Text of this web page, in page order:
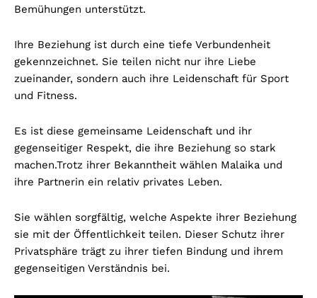
Bemühungen unterstützt.
Ihre Beziehung ist durch eine tiefe Verbundenheit
gekennzeichnet. Sie teilen nicht nur ihre Liebe
zueinander, sondern auch ihre Leidenschaft für Sport
und Fitness.
Es ist diese gemeinsame Leidenschaft und ihr
gegenseitiger Respekt, die ihre Beziehung so stark
machen.Trotz ihrer Bekanntheit wählen Malaika und
ihre Partnerin ein relativ privates Leben.
Sie wählen sorgfältig, welche Aspekte ihrer Beziehung
sie mit der Öffentlichkeit teilen. Dieser Schutz ihrer
Privatsphäre trägt zu ihrer tiefen Bindung und ihrem
gegenseitigen Verständnis bei.